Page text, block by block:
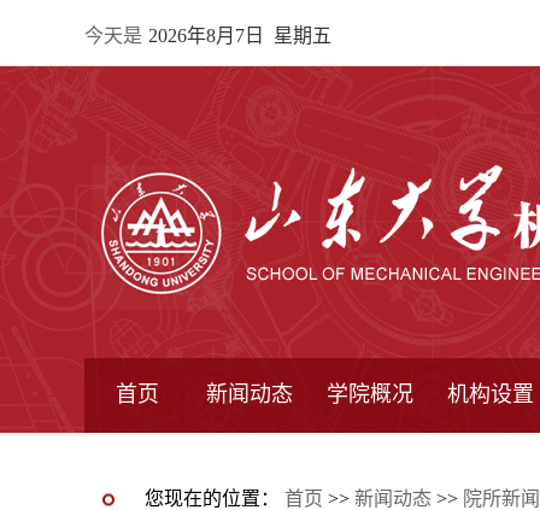
今天是 2026年8月7日 星期五
首页 新闻动态 学院概况 机构设置
您现在的位置： 首页 >> 新闻动态 >> 院所新闻